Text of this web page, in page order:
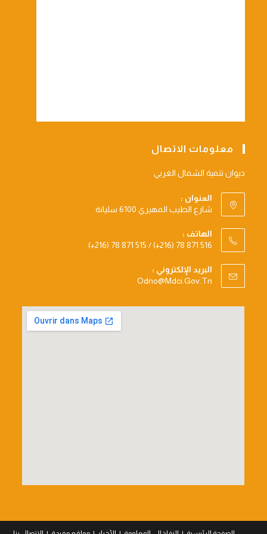
معلومات الاتصال
ديوان تنمية الشمال الغربي
العنوان :
شارع الطيب المهيري 6100 سليانة
الهاتف :
(+216) 78 871 515 / (+216) 78 871 516
البريد الإلكتروني :
Odno@mdci.gov.tn
Opens
Application